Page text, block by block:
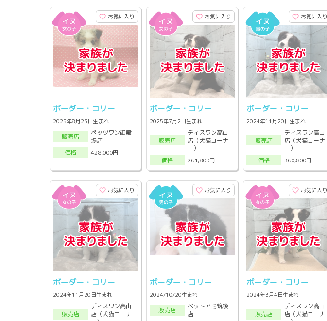
お気に入り
ボーダー・コリー
2025年8月23日生まれ
販売店
ペッツワン御殿
場店
価格
428,000円
お気に入り
ボーダー・コリー
2025年7月2日生まれ
販売店
ディスワン高山
店（犬猫コーナ
ー）
価格
261,800円
お気に入り
ボーダー・コリー
2024年11月20日生まれ
販売店
ディスワン高山
店（犬猫コーナ
ー）
価格
360,800円
お気に入り
ボーダー・コリー
2024年11月20日生まれ
販売店
ディスワン高山
店（犬猫コーナ
お気に入り
ボーダー・コリー
2024/10/20生まれ
販売店
ペットアミ筑後
店
お気に入り
ボーダー・コリー
2024年3月4日生まれ
販売店
ディスワン高山
店（犬猫コーナ